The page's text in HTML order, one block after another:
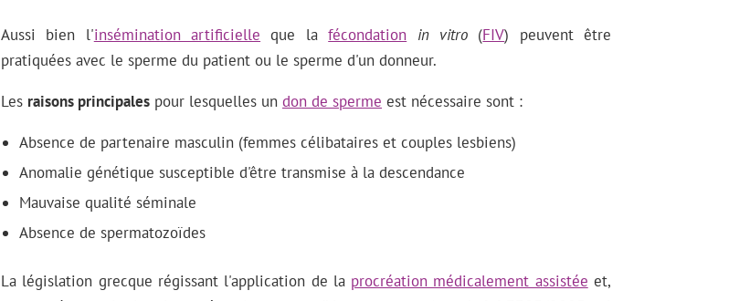
Aussi bien l'insémination artificielle que lafécondation in vitro(FIV) peuvent être
pratiquées avec le sperme du patient ou le sperme d'un donneur.
Les raisons principales pour lesquelles un don de sperme est nécessaire sont :
Absence de partenaire masculin (femmes célibataires et couples lesbiens)
Anomalie génétique susceptible d'être transmise à la descendance
Mauvaise qualité séminale
Absence de spermatozoïdes
La législation grecque régissant l'application de la procréation médicalement assistée et,